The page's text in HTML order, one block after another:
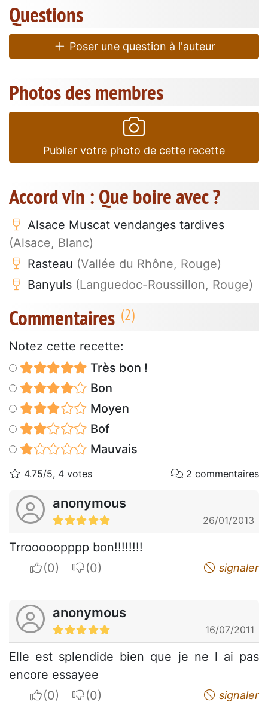
Questions
Poser une question à l'auteur
Photos des membres
Publier votre photo de cette recette
Accord vin : Que boire avec ?
Alsace Muscat vendanges tardives
(Alsace, Blanc)
Rasteau (Vallée du Rhône, Rouge)
Banyuls (Languedoc-Roussillon, Rouge)
Commentaires
Notez cette recette:
Très bon !
Bon
Moyen
Bof
Mauvais
4.75/5, 4 votes 2 commentaires
anonymous
26/01/2013
Trrooooopppp bon!!!!!!!!
I apreciateI do not appreciate signaler
anonymous
16/07/2011
Elle est splendide bien que je ne l ai pas
encore essayee
I apreciateI do not appreciate signaler